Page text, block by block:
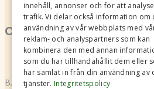
Om oss
B.U.S Shared Mobility (f.d Biluthyrarna
innehåll, annonser och för att
trafik. Vi delar också information om
användning av vår webbplats med
reklam- och analyspartners som kan
kombinera den med annan
som du har tillhandahållit dem eller
har samlat in från din användning av
tjänster. Integritetspolicy